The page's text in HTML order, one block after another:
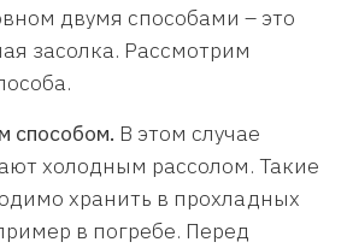
двумя способами – это
засолка. Рассмотрим
способом. В этом случае
холодным рассолом. Такие
хранить в прохладных
в погребе. Перед